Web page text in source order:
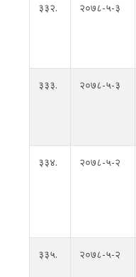
३३२. २०७८-५-३
३३३. २०७८-५-३
३३४. २०७८-५-२
३३५. २०७८-५-२